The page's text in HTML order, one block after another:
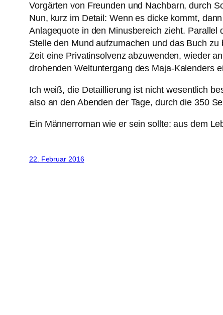
Vorgärten von Freunden und Nachbarn, durch
Nun, kurz im Detail: Wenn es dicke kommt,
Anlagequote in den Minusbereich zieht.
Stelle den Mund aufzumachen und das Buch
Zeit eine Privatinsolvenz abzuwenden, wieder
drohenden Weltuntergang des Maja-Kalenders
Ich weiß, die Detaillierung ist nicht wesentlich
also an den Abenden der Tage, durch die 350
Ein Männerroman wie er sein sollte: aus dem
22. Februar 2016